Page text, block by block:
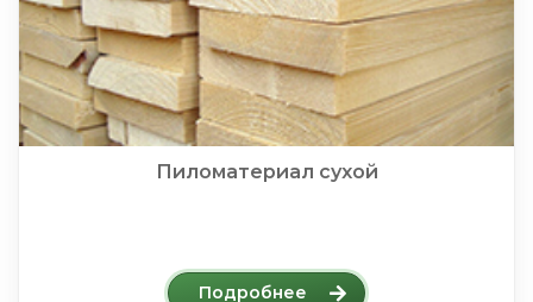
Пиломатериал сухой
Подробнее